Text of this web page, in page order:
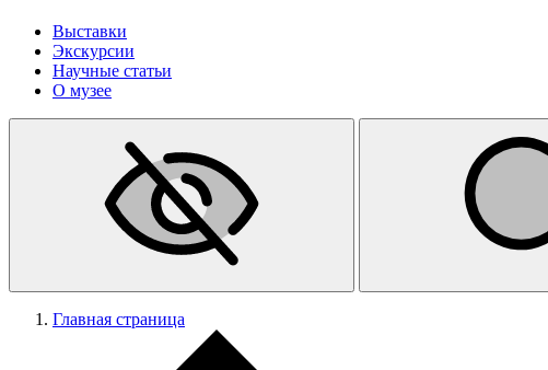
Выставки
Экскурсии
Научные статьи
О музее
Главная страница